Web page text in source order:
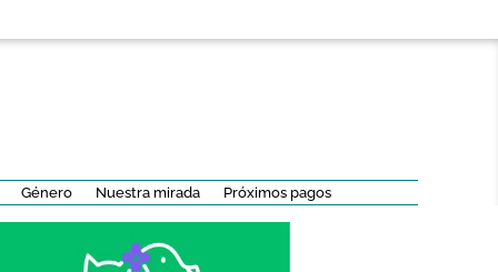
Género Nuestra mirada Próximos pagos